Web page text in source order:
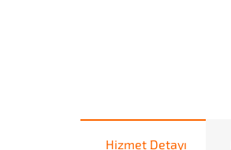
Hizmet Detayı